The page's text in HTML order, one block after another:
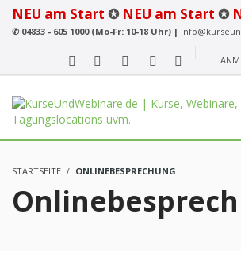
NEU am Start ✪ NEU am Start ✪
✆04833 - 605 1000 (Mo-Fr: 10-18 Uhr) |
STARTSEITE ONLINEBESPRECHUNG